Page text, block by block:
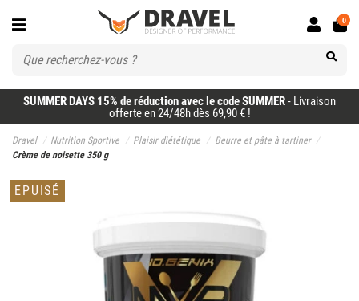
SUMMER DAYS 15% de réduction avec le code SUMMER- Livraison
offerte en 24/48h dès 69,90 € !
0
Dravel Nutrition Sportive Plaisir diététique
Beurre et pâte à tartiner
Crème de noisette 350 g
EPUISÉ